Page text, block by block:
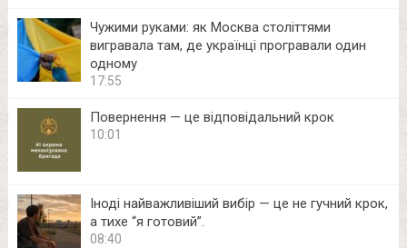
Чужими руками: як Москва століттями
вигравала там, де українці програвали один
одному
17:55
Повернення — це відповідальний крок
10:01
Іноді найважливіший вибір — це не гучний крок,
а тихе “я готовий”.
08:40